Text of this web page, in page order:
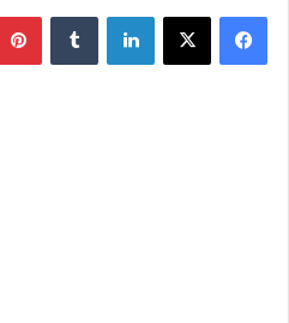
فيسبوك‫X لينكدإن